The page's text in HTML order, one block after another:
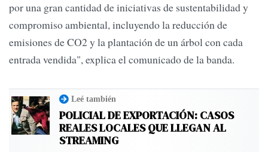
por una gran cantidad de iniciativas de sustentabilidad y
compromiso ambiental, incluyendo la reducción de
emisiones de CO2 y la plantación de un árbol con cada
entrada vendida", explica el comunicado de la banda.
Leé también
POLICIAL DE EXPORTACIÓN: CASOS
REALES LOCALES QUE LLEGAN AL
STREAMING